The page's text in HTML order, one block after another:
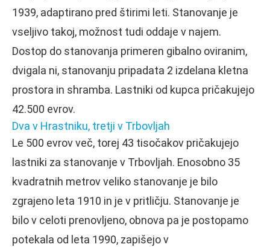
1939, adaptirano pred štirimi leti. Stanovanje je
vseljivo takoj, možnost tudi oddaje v najem.
Dostop do stanovanja primeren gibalno oviranim,
dvigala ni, stanovanju pripadata 2 izdelana kletna
prostora in shramba. Lastniki od kupca pričakujejo
42.500 evrov.
Dva v Hrastniku, tretji v Trbovljah
Le 500 evrov več, torej 43 tisočakov pričakujejo
lastniki za stanovanje v Trbovljah. Enosobno 35
kvadratnih metrov veliko stanovanje je bilo
zgrajeno leta 1910 in je v pritličju. Stanovanje je
bilo v celoti prenovljeno, obnova pa je postopamo
potekala od leta 1990, zapišejo v